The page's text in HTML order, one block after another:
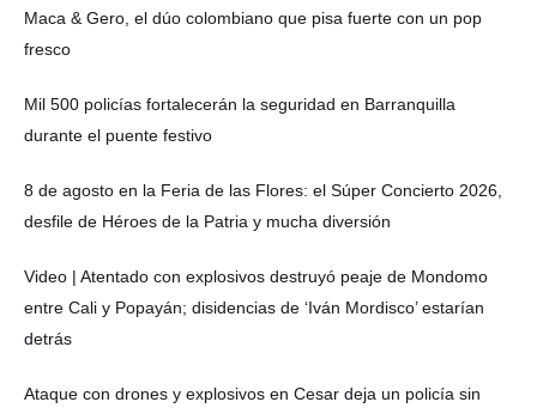
Maca & Gero, el dúo colombiano que pisa fuerte con un pop
fresco
Mil 500 policías fortalecerán la seguridad en Barranquilla
durante el puente festivo
8 de agosto en la Feria de las Flores: el Súper Concierto 2026,
desfile de Héroes de la Patria y mucha diversión
Video | Atentado con explosivos destruyó peaje de Mondomo
entre Cali y Popayán; disidencias de ‘Iván Mordisco’ estarían
detrás
Ataque con drones y explosivos en Cesar deja un policía sin